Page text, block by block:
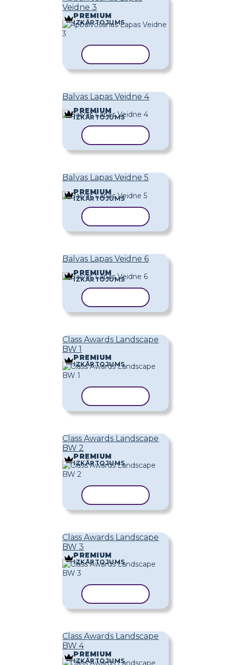
Veidne 3
PREMIUM
IZKĀRTOJUMS
Balvas Lapas Veidne 4
PREMIUM
IZKĀRTOJUMS
Balvas Lapas Veidne 5
PREMIUM
IZKĀRTOJUMS
Balvas Lapas Veidne 6
PREMIUM
IZKĀRTOJUMS
Class Awards Landscape
BW 1
PREMIUM
IZKĀRTOJUMS
Class Awards Landscape
BW 2
PREMIUM
IZKĀRTOJUMS
Class Awards Landscape
BW 3
PREMIUM
IZKĀRTOJUMS
Class Awards Landscape
BW 4
PREMIUM
IZKĀRTOJUMS